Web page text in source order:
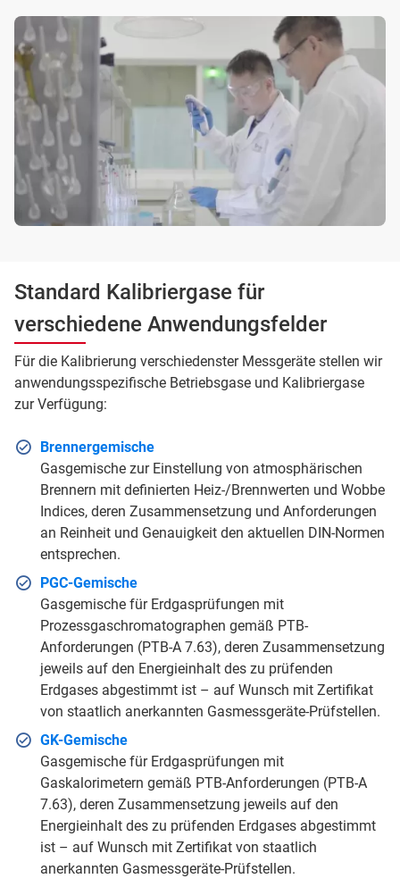
Standard Kalibriergase für
verschiedene Anwendungsfelder
Für die Kalibrierung verschiedenster Messgeräte stellen wir
anwendungsspezifische Betriebsgase und Kalibriergase
zur Verfügung:
Brennergemische
Gasgemische zur Einstellung von atmosphärischen
Brennern mit definierten Heiz-/Brennwerten und Wobbe
Indices, deren Zusammensetzung und Anforderungen
an Reinheit und Genauigkeit den aktuellen DIN-Normen
entsprechen.
PGC-Gemische
Gasgemische für Erdgasprüfungen mit
Prozessgaschromatographen gemäß PTB-
Anforderungen (PTB-A 7.63), deren Zusammensetzung
jeweils auf den Energieinhalt des zu prüfenden
Erdgases abgestimmt ist – auf Wunsch mit Zertifikat
von staatlich anerkannten Gasmessgeräte-Prüfstellen.
GK-Gemische
Gasgemische für Erdgasprüfungen mit
Gaskalorimetern gemäß PTB-Anforderungen (PTB-A
7.63), deren Zusammensetzung jeweils auf den
Energieinhalt des zu prüfenden Erdgases abgestimmt
ist – auf Wunsch mit Zertifikat von staatlich
anerkannten Gasmessgeräte-Prüfstellen.